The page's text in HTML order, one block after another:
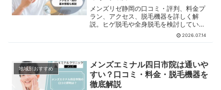
メンズリゼ静岡の口コミ・評判、料金プ
ラン、アクセス、脱毛機器を詳しく解
説。ヒゲ脱毛や全身脱毛を検討している
男性向けに、特徴や注意点などをわかり
2026.07.14
地域別おすすめ
メンズエミナル四日市院は通いや
すい？口コミ・料金・脱毛機器を
徹底解説